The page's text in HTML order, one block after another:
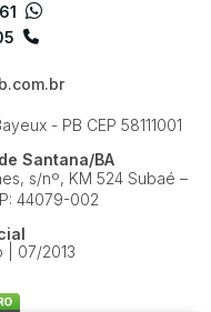
- PB CEP 58111001
Santana/BA
s/nº, KM 524Subaé –
44079-002
| 07/2013